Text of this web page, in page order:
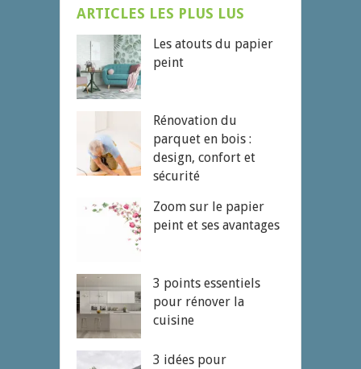
ARTICLES LES PLUS LUS
Les atouts du papier
peint
Rénovation du
parquet en bois :
design, confort et
sécurité
Zoom sur le papier
peint et ses avantages
3 points essentiels
pour rénover la
cuisine
3 idées pour